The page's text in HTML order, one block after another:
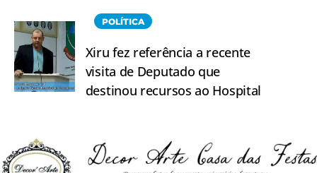
POLÍTICA
Xiru fez referência a recente
visita de Deputado que
destinou recursos ao Hospital